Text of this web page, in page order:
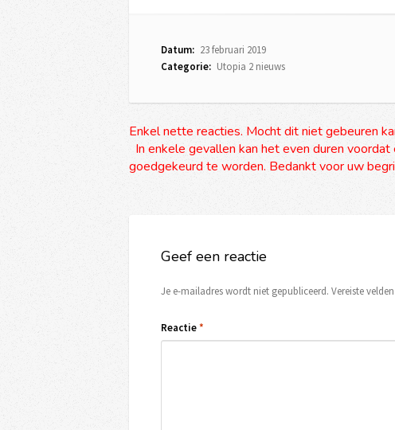
Datum: 23 februari 2019
Categorie: Utopia 2 nieuws
Enkel nette reacties. Mocht dit niet gebeuren
In enkele gevallen kan het even duren
goedgekeurd te worden. Bedankt voor uw
Geef een reactie
Je e-mailadres wordt niet gepubliceerd. Vereiste
Reactie*